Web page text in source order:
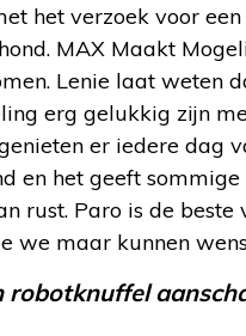
het verzoek voor
MAX Maakt
Lenie laat weten
erg gelukkig zijn
er iedere dag
en het geeft sommige
rust. Paro is de beste
we maar kunnen
robotknuffel